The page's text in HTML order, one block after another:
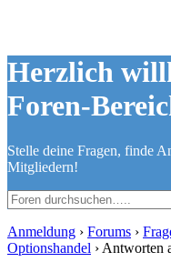
Herzlich
Foren-
Stelle deine Fragen, finde
Mitgliedern!
Anmeldung › Forums ›
Optionshandel › Antworten